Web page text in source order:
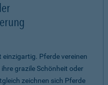
einzigartig. Pferde vereinen
grazile Schönheit oder
zeichnen sich Pferde